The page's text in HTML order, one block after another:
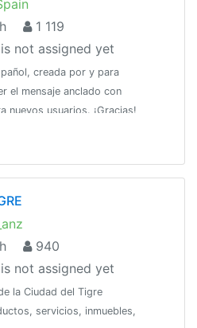
1 119
not assigned yet
creada por y para
el mensaje anclado con
nuevos usuarios. ¡Gracias!
940
not assigned yet
la Ciudad del Tigre
servicios, inmuebles,